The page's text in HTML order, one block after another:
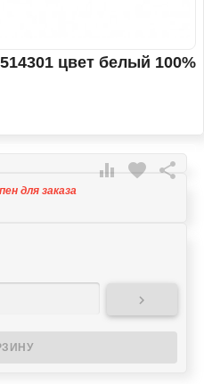
цвет белый 100%
 favorite 
для заказа
